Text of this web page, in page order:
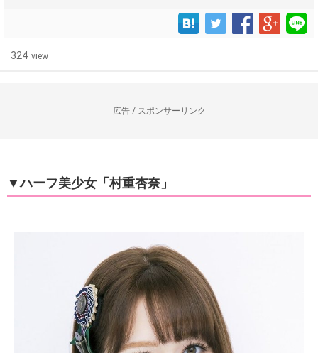
324 view
広告 / スポンサーリンク
▼ハーフ美少女「村重杏奈」